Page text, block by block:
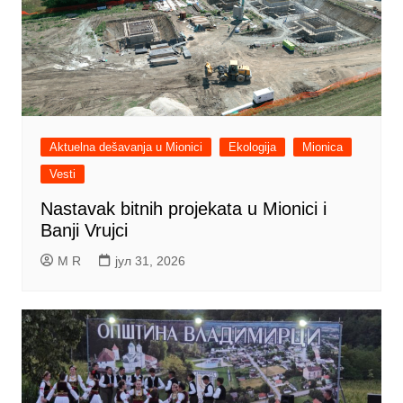
Aktuelna dešavanja u Mionici Ekologija
Mionica
Vesti
Nastavak bitnih projekata u Mionici i
Banji Vrujci
M R јул 31, 2026